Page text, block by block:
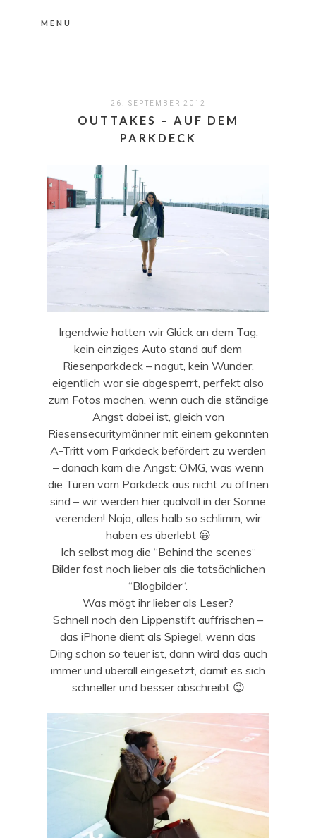
MENU
26. SEPTEMBER 2012
OUTTAKES – AUF DEM
PARKDECK
Irgendwie hatten wir Glück an dem Tag,
kein einziges Auto stand auf dem
Riesenparkdeck – nagut, kein Wunder,
eigentlich war sie abgesperrt, perfekt also
zum Fotos machen, wenn auch die ständige
Angst dabei ist, gleich von
Riesensecuritymänner mit einem gekonnten
A-Tritt vom Parkdeck befördert zu werden
– danach kam die Angst: OMG, was wenn
die Türen vom Parkdeck aus nicht zu öffnen
sind – wir werden hier qualvoll in der Sonne
verenden! Naja, alles halb so schlimm, wir
haben es überlebt 😀
Ich selbst mag die “Behind the scenes“
Bilder fast noch lieber als die tatsächlichen
“Blogbilder“.
Was mögt ihr lieber als Leser?
Schnell noch den Lippenstift auffrischen –
das iPhone dient als Spiegel, wenn das
Ding schon so teuer ist, dann wird das auch
immer und überall eingesetzt, damit es sich
schneller und besser abschreibt 😉